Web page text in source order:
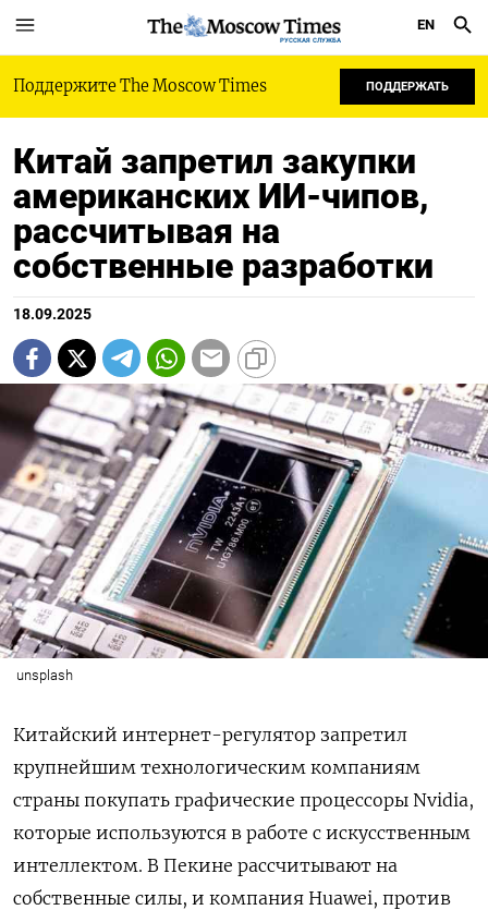
РУССКАЯ СЛУЖБА
EN
Поддержите The Moscow Times ПОДДЕРЖАТЬ
Китай запретил закупки
американских ИИ-чипов,
рассчитывая на
собственные разработки
18.09.2025
unsplash
Китайский интернет-регулятор запретил
крупнейшим технологическим компаниям
страны покупать графические процессоры Nvidia,
которые используются в работе с искусственным
интеллектом. В Пекине рассчитывают на
собственные силы, и компания Huawei, против